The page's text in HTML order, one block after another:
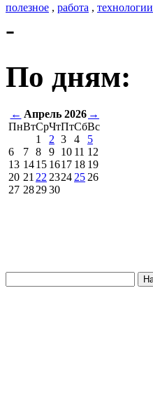
полезное , работа , технологии
-
По дням:
← Апрель 2026 →
ПнВтСрЧтПтСбВс
1
2 3 4
5
6
7 8 9 10 11 12
13 1415 1617 18 19
20 21 22 2324 25 26
27 282930